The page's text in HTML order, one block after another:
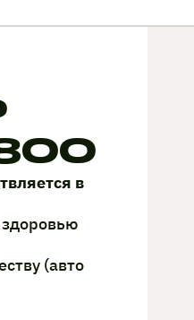
в
(авто